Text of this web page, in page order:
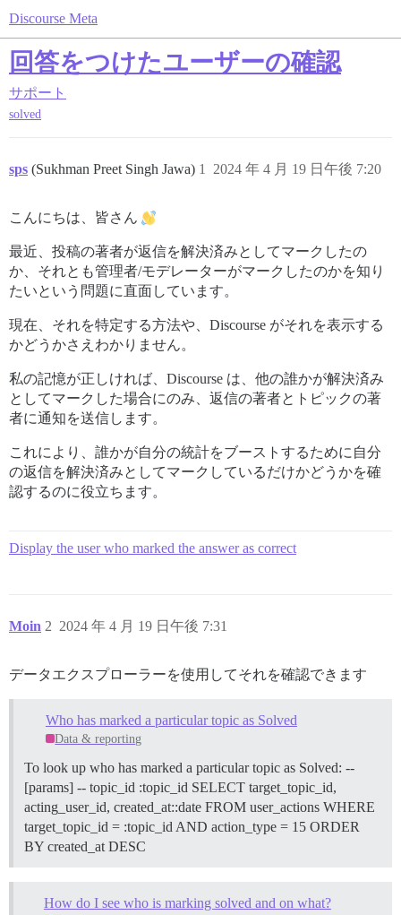
Discourse Meta
回答をつけたユーザーの確認
サポート
solved
sps (Sukhman Preet Singh Jawa) 2024 年 4 月 19 日午後 7:20
1
こんにちは、皆さん
最近、投稿の著者が返信を解決済みとしてマークしたの
か、それとも管理者/モデレーターがマークしたのかを知り
たいという問題に直面しています。
現在、それを特定する方法や、Discourse がそれを表示する
かどうかさえわかりません。
私の記憶が正しければ、Discourse は、他の誰かが解決済み
としてマークした場合にのみ、返信の著者とトピックの著
者に通知を送信します。
これにより、誰かが自分の統計をブーストするために自分
の返信を解決済みとしてマークしているだけかどうかを確
認するのに役立ちます。
Display the user who marked the answer as correct
Moin 2024 年 4 月 19 日午後 7:31
2
データエクスプローラーを使用してそれを確認できます
Who has marked a particular topic as Solved
Data & reporting
To look up who has marked a particular topic as Solved: --
[params] -- topic_id :topic_id SELECT target_topic_id,
acting_user_id, created_at::date FROM user_actions WHERE
target_topic_id = :topic_id AND action_type = 15 ORDER
BY created_at DESC
How do I see who is marking solved and on what?